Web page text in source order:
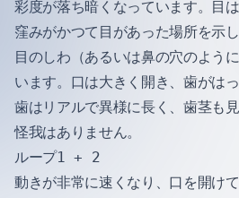
彩度が落ち暗くなっています。目
窪みがかつて目があった場所を示
目のしわ（あるいは鼻の穴のよう
います。口は大きく開き、歯がは
歯はリアルで異様に長く、歯茎も
怪我はありません。
ループ1 + 2
動きが非常に速くなり、口を開け